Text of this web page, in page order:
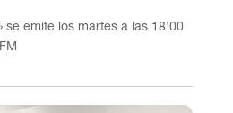
se emite los martes a las 18’00